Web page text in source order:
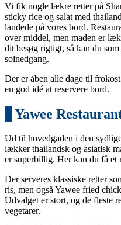
Vi fik nogle lækre retter på
sticky rice og salat med
landede på vores bord.
over middel, men maden er
dit besøg rigtigt, så kan du
solnedgang.
Der er åben alle dage til
en god idé at reservere bord.
Yawee
Ud til hovedgaden i den
lækker thailandsk og asiatisk
er superbillig. Her kan du få et
Der serveres klassiske retter
ris, men også Yawee fried
Udvalget er stort, og de fleste
vegetarer.